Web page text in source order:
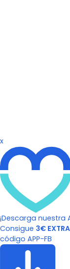
x
¡Descarga nuestra
Consigue 3€ EXTRA
código APP-FB